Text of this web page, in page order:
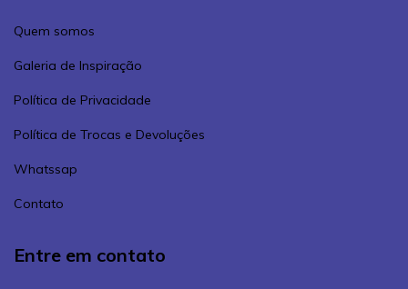
Quem somos
Galeria de Inspiração
Política de Privacidade
Política de Trocas e Devoluções
Whatssap
Contato
Entre em contato